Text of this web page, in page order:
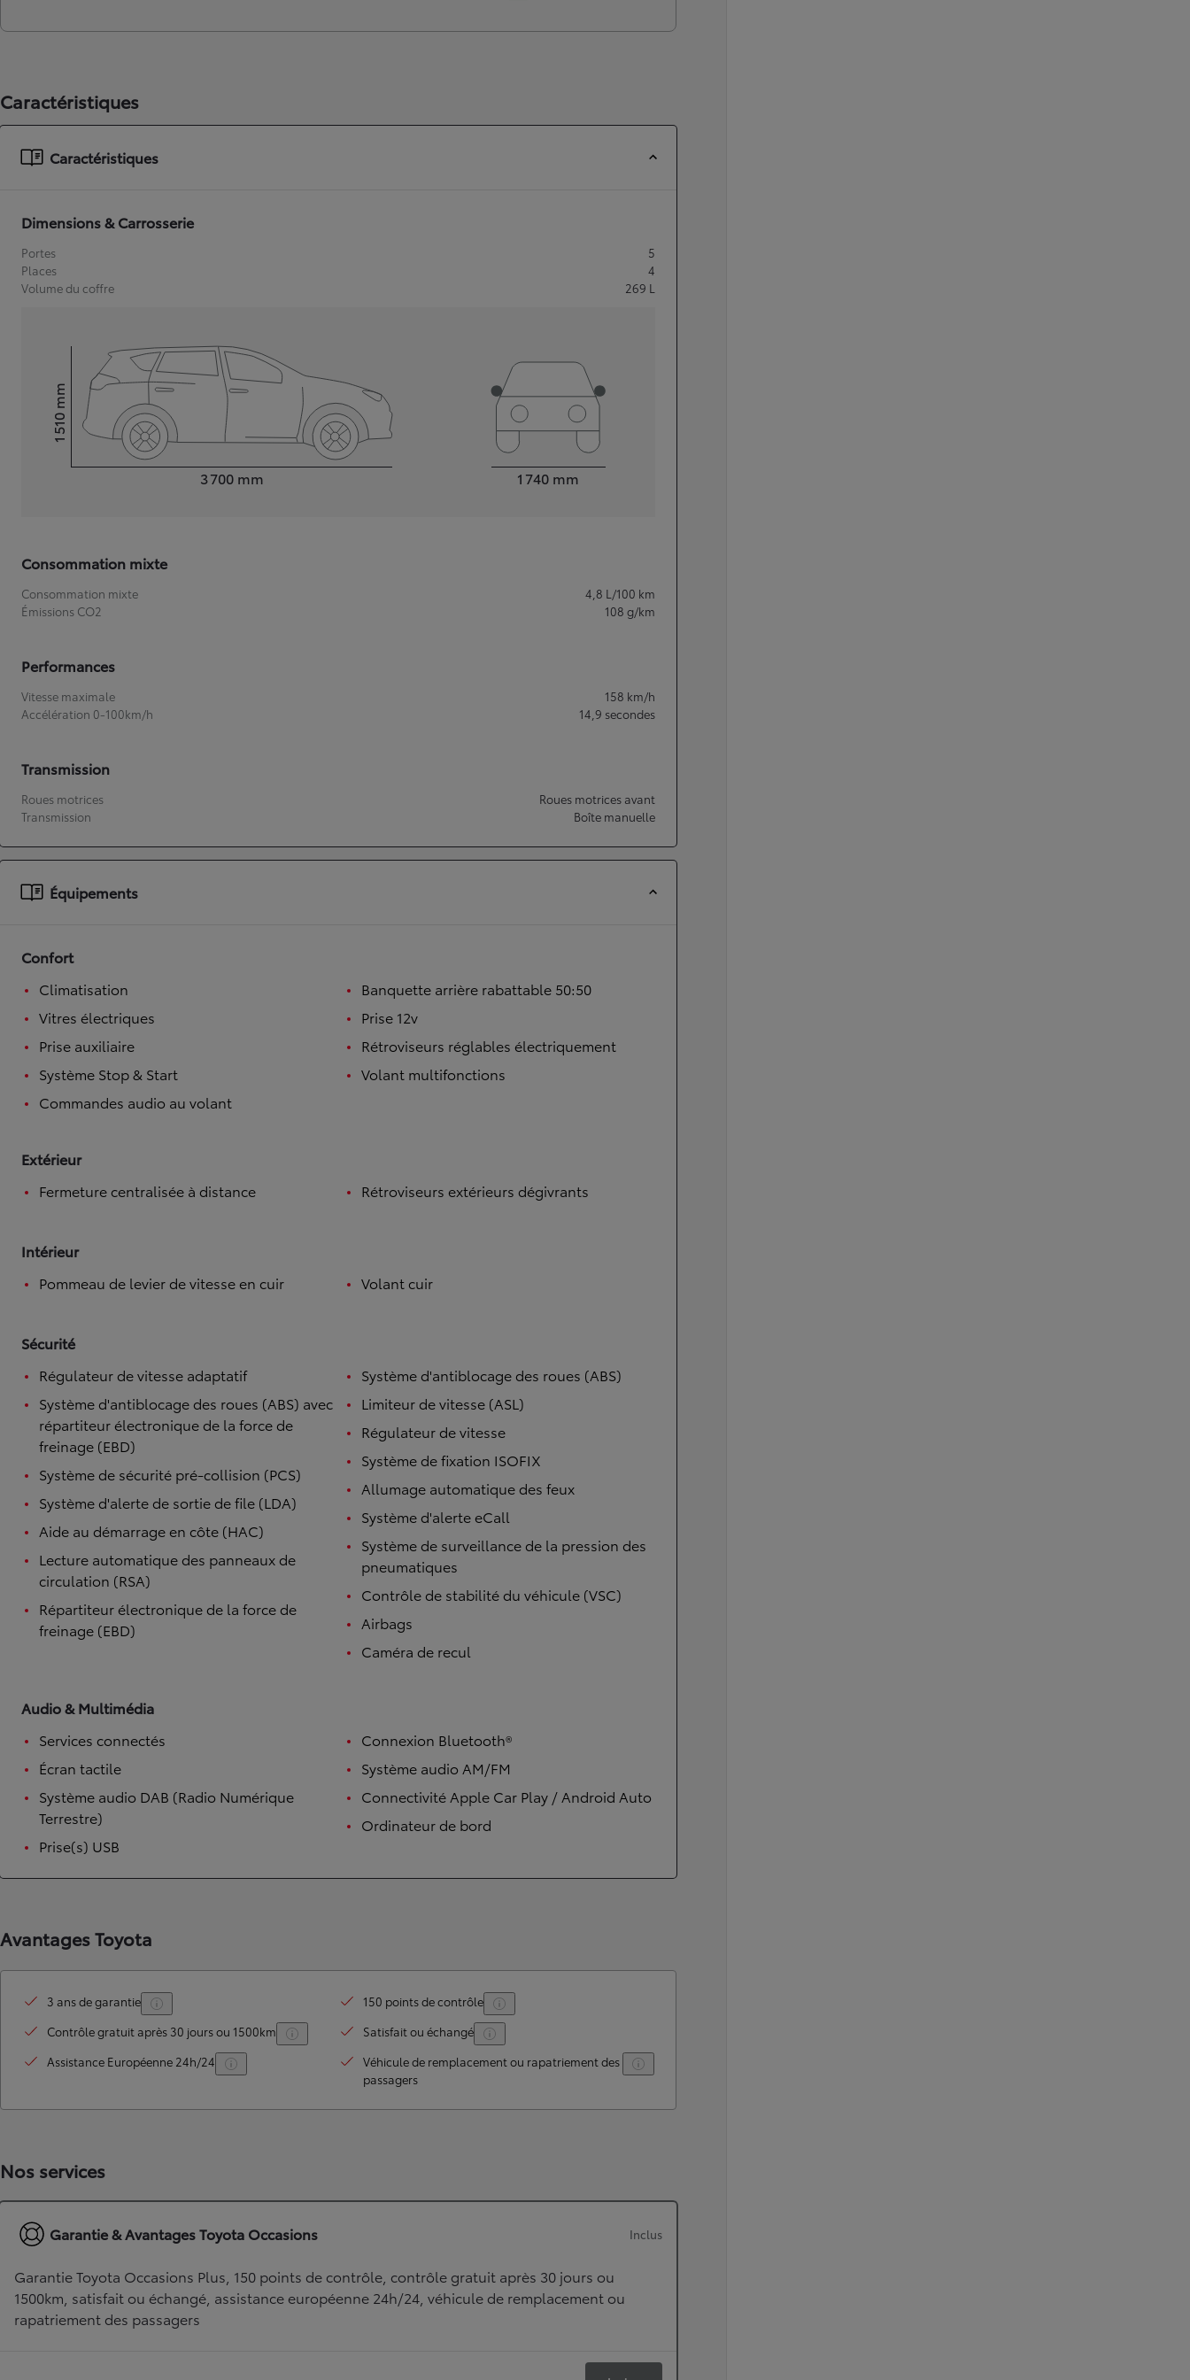
À partir de 19 700 €
Nouvelle Yaris Cross
HYBRIDE
TOYOTA C-HR
Disponible rapidement
Caractéristiques
Caractéristiques
Dimensions & Carrosserie
Portes
5
Places
4
Volume du coffre
269 L
3 700 mm
Hauteur1 510
mm
1 740 mm
Consommation mixte
Consommation mixte 4,8 L/100 km
Émissions CO2
108 g/km
Performances
Vitesse maximale 158 km/h
Accélération 0-100km/h
14,9 secondes
Transmission
Roues motrices
Roues motrices avant
Transmission
Boîte manuelle
Équipements
Confort
Climatisation
Vitres électriques
Prise auxiliaire
Système Stop & Start
Commandes audio au volant
Banquette arrière rabattable 50:50
Prise 12v
Rétroviseurs réglables électriquement
Volant multifonctions
Extérieur
Fermeture centralisée à distance
Rétroviseurs extérieurs dégivrants
Intérieur
Pommeau de levier de vitesse en cuir
Volant cuir
Sécurité
Régulateur de vitesse adaptatif
Système d'antiblocage des roues (ABS) avec
répartiteur électronique de la force de
freinage (EBD)
Système de sécurité pré-collision (PCS)
Système d'alerte de sortie de file (LDA)
Aide au démarrage en côte (HAC)
Lecture automatique des panneaux de
circulation (RSA)
Répartiteur électronique de la force de
freinage (EBD)
Système d'antiblocage des roues (ABS)
Limiteur de vitesse (ASL)
Régulateur de vitesse
Système de fixation ISOFIX
Allumage automatique des feux
Système d'alerte eCall
Système de surveillance de la pression des
pneumatiques
Contrôle de stabilité du véhicule (VSC)
Airbags
Caméra de recul
Audio & Multimédia
Services connectés
Écran tactile
Système audio DAB (Radio Numérique
Terrestre)
Prise(s) USB
Connexion Bluetooth®
Système audio AM/FM
Connectivité Apple Car Play / Android Auto
Ordinateur de bord
Avantages Toyota
3 ans de garantie
150 points de contrôle
Contrôle gratuit après 30 jours ou 1500km
Satisfait ou échangé
Assistance Européenne 24h/24
Véhicule de remplacement ou rapatriement des
passagers
Nos services
Garantie & Avantages Toyota Occasions Inclus
Garantie Toyota Occasions Plus, 150 points de contrôle, contrôle gratuit après 30 jours ou
1500km, satisfait ou échangé, assistance européenne 24h/24, véhicule de remplacement ou
rapatriement des passagers